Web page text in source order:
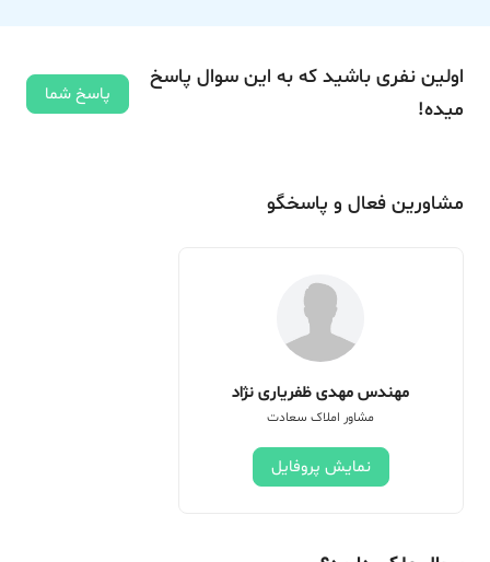
اولین نفری باشید که به این سوال پاسخ
میده!
پاسخ شما
مشاورین فعال و پاسخگو
مهندس مهدی ظفریاری نژاد
مشاور املاک سعادت
نمایش پروفایل